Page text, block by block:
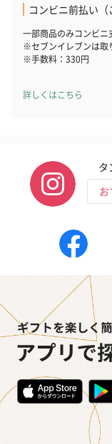
ンク）（1,760円）
キャンドル・お香
キャンドル・お香を
フラッグカプセル：イ
ンセンススティック
（END）（880円）
コンビニ前払い（
一部商品のみコンビニ
※セブンイレブンは取
※手数料：330円
詳しくはこちら
タ